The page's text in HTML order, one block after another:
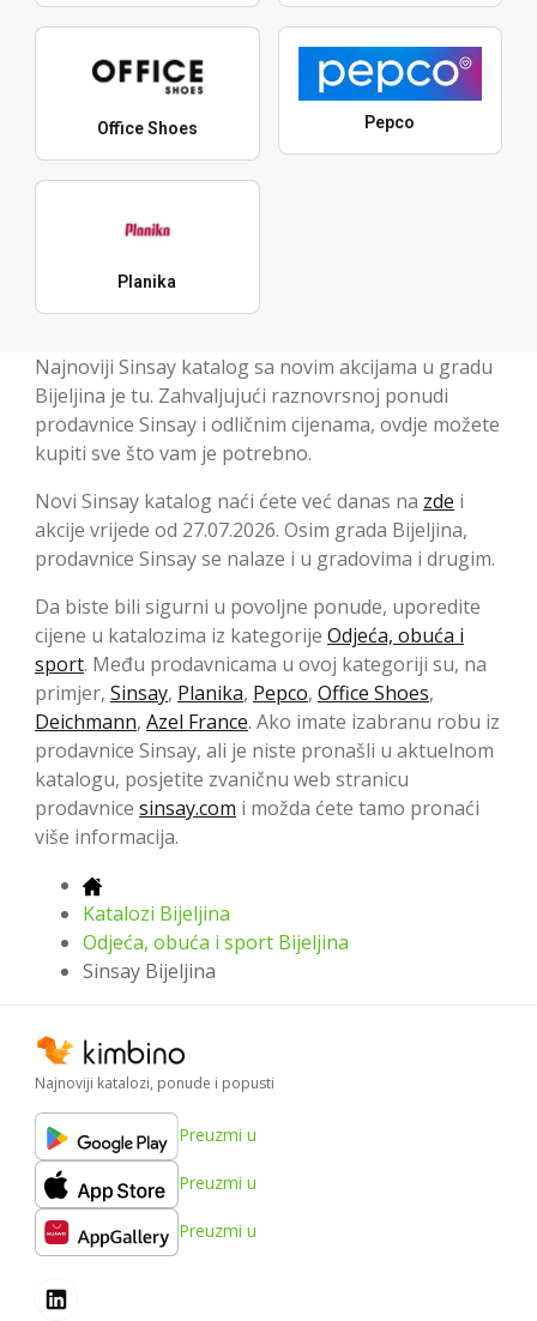
Office Shoes Pepco
Planika
Najnoviji Sinsay katalog sa novim akcijama u gradu
Bijeljina je tu. Zahvaljujući raznovrsnoj ponudi
prodavnice Sinsay i odličnim cijenama, ovdje možete
kupiti sve što vam je potrebno.
Novi Sinsay katalog naći ćete već danas na zde i
akcije vrijede od 27.07.2026. Osim grada Bijeljina,
prodavnice Sinsay se nalaze i u gradovima i drugim.
Da biste bili sigurni u povoljne ponude, uporedite
cijene u katalozima iz kategorije Odjeća, obuća i
sport. Među prodavnicama u ovoj kategoriji su, na
primjer, Sinsay, Planika, Pepco, Office Shoes,
Deichmann, Azel France. Ako imate izabranu robu iz
prodavnice Sinsay, ali je niste pronašli u aktuelnom
katalogu, posjetite zvaničnu web stranicu
prodavnice sinsay.com i možda ćete tamo pronaći
više informacija.
Katalozi Bijeljina
Odjeća, obuća i sport Bijeljina
Sinsay Bijeljina
Najnoviji katalozi, ponude i popusti
Preuzmi u
Preuzmi u
Preuzmi u